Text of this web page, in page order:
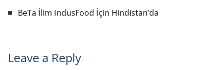
BeTa İlim IndusFood İçin Hindistan’da
Leave a Reply